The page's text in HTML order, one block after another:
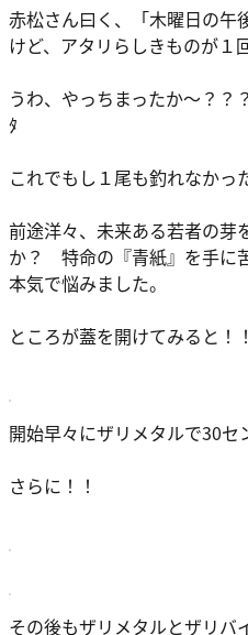
赤松さん曰く、「木曜日の午
けど、アタリらしきものが１
うわ、やっちまったか～？？
ﾀ
これでもし１尾も釣れなかっ
前途洋々、未来ある若者の芽
か？ 特命の『青紙』を手に
本気で悩みました。
ところが蓋を開けてみると！！
開始早々にザリメタルで30セ
さらに！！
その後もザリメタルとザリバ